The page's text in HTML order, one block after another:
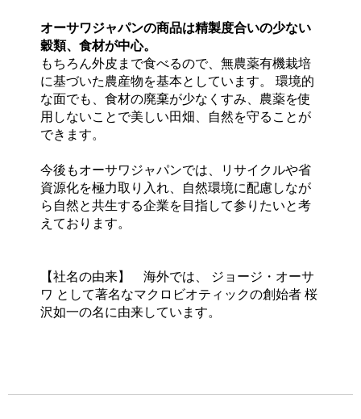
オーサワジャパンの商品は精製度合いの少ない
穀類、食材が中心。
もちろん外皮まで食べるので、無農薬有機栽培
に基づいた農産物を基本としています。 環境的
な面でも、食材の廃棄が少なくすみ、農薬を使
用しないことで美しい田畑、自然を守ることが
できます。
今後もオーサワジャパンでは、リサイクルや省
資源化を極力取り入れ、自然環境に配慮しなが
ら自然と共生する企業を目指して参りたいと考
えております。
【社名の由来】 海外では、 ジョージ・オーサ
ワ として著名なマクロビオティックの創始者 桜
沢如一の名に由来しています。